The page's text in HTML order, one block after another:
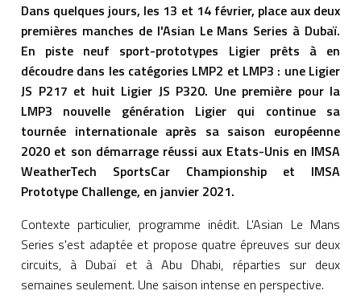
Dans quelques jours, les 13 et 14 février, place aux deux
premières manches de l'Asian Le Mans Series à Dubaï.
En piste neuf sport-prototypes Ligier prêts à en
découdre dans les catégories LMP2 et LMP3 : une Ligier
JS P217 et huit Ligier JS P320. Une première pour la
LMP3 nouvelle génération Ligier qui continue sa
tournée internationale après sa saison européenne
2020 et son démarrage réussi aux Etats-Unis en IMSA
WeatherTech SportsCar Championship et IMSA
Prototype Challenge, en janvier 2021.
Contexte particulier, programme inédit. L'Asian Le Mans
Series s'est adaptée et propose quatre épreuves sur deux
circuits, à Dubaï et à Abu Dhabi, réparties sur deux
semaines seulement. Une saison intense en perspective.